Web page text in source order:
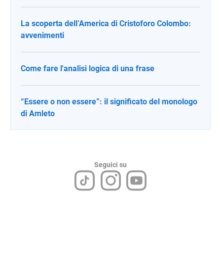
La scoperta dell’America di Cristoforo Colombo:
avvenimenti
Come fare l'analisi logica di una frase
“Essere o non essere”: il significato del monologo
di Amleto
Seguici su